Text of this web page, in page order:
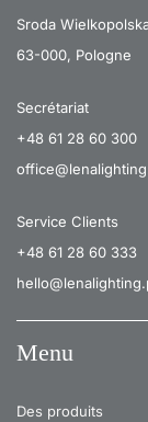
Sroda
63-000, Pologne
Secrétariat
+48 61 28 60 300
Service Clients
+48 61 28 60 333
Menu
Des produits